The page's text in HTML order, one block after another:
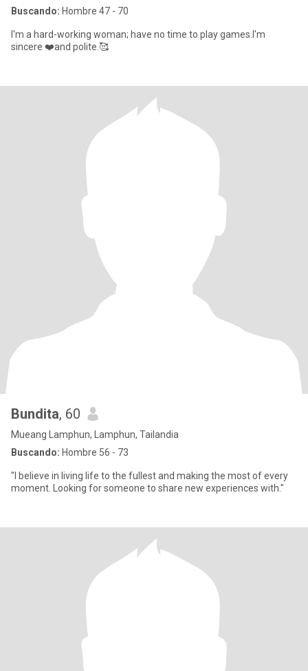
Buscando: Hombre 47 - 70
I'm a hard-working woman; have no time to play games.I'm
sincere ❤️and polite.🥰
Bundita, 60
Mueang Lamphun, Lamphun, Tailandia
Buscando: Hombre 56 - 73
"I believe in living life to the fullest and making the most of every
moment. Looking for someone to share new experiences with."